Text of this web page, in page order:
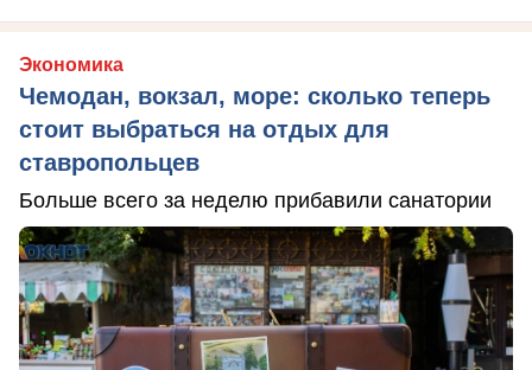
Экономика
Чемодан, вокзал, море: сколько теперь
стоит выбраться на отдых для
ставропольцев
Больше всего за неделю прибавили санатории